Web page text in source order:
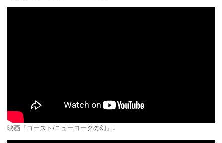
映画『ゴースト/ニューヨークの幻』↓